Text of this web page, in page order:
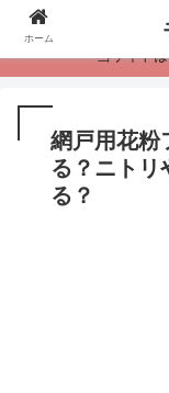
・当サイト
網戸用花粉
る？ニトリ
る？
ホーム